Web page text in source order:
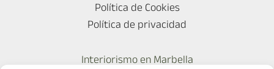
Política de Cookies
Política de privacidad
Interiorismo en Marbella